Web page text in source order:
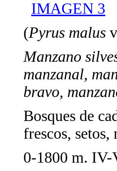
IMAGEN 3
(Pyrus malus
Manzano
manzanal,
bravo,
Bosques de
frescos, setos,
0-1800 m. IV-